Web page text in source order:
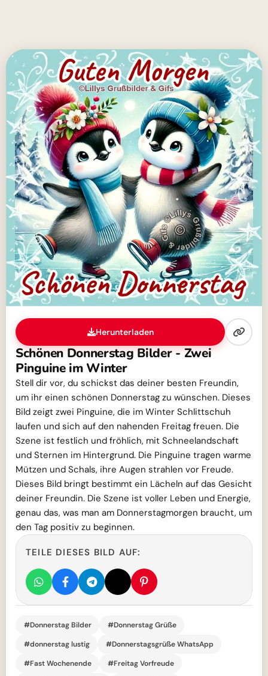
Herunterladen
Schönen Donnerstag Bilder - Zwei
Pinguine im Winter
Stell dir vor, du schickst das deiner besten Freundin,
um ihr einen schönen Donnerstag zu wünschen. Dieses
Bild zeigt zwei Pinguine, die im Winter Schlittschuh
laufen und sich auf den nahenden Freitag freuen. Die
Szene ist festlich und fröhlich, mit Schneelandschaft
und Sternen im Hintergrund. Die Pinguine tragen warme
Mützen und Schals, ihre Augen strahlen vor Freude.
Dieses Bild bringt bestimmt ein Lächeln auf das Gesicht
deiner Freundin. Die Szene ist voller Leben und Energie,
genau das, was man am Donnerstagmorgen braucht, um
den Tag positiv zu beginnen.
TEILE DIESES BILD AUF:
#Donnerstag Bilder
#Donnerstag Grüße
#donnerstag lustig
#Donnerstagsgrüße WhatsApp
#Fast Wochenende
#Freitag Vorfreude